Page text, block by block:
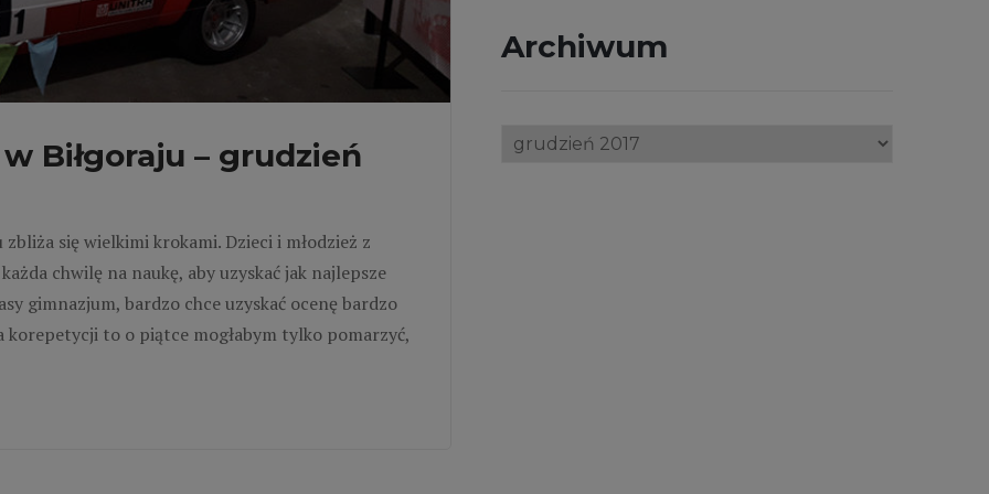
Biłgoraju – grudzień
się wielkimi krokami. Dzieci i młodzież z
chwilę na naukę, aby uzyskać jak najlepsze
gimnazjum, bardzo chce uzyskać ocenę bardzo
korepetycji to o piątce mogłabym tylko pomarzyć,
Archiwum
Archiwum